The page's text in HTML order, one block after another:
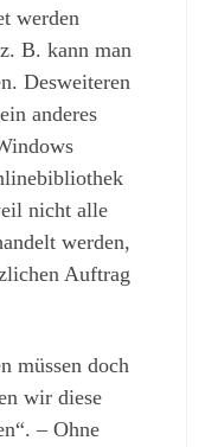
werden
B. kann man
Desweiteren
anderes
nicht alle
werden,
Auftrag
müssen doch
wir diese
– Ohne